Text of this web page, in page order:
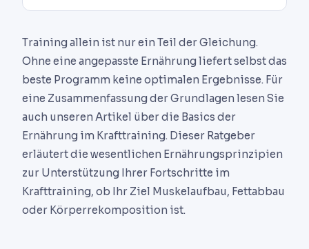
Training allein ist nur ein Teil der Gleichung.
Ohne eine angepasste Ernährung liefert selbst das
beste Programm keine optimalen Ergebnisse. Für
eine Zusammenfassung der Grundlagen lesen Sie
auch unseren Artikel über die Basics der
Ernährung im Krafttraining. Dieser Ratgeber
erläutert die wesentlichen Ernährungsprinzipien
zur Unterstützung Ihrer Fortschritte im
Krafttraining, ob Ihr Ziel Muskelaufbau, Fettabbau
oder Körperrekomposition ist.